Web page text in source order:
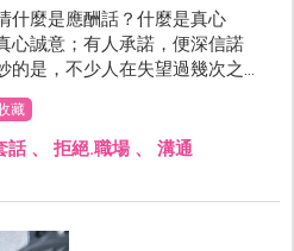
什麼是應酬話？什麼是真心
心誠意；有人承諾，便深信諾
的是，不少人在失望過幾次之
用，往往會在道別的時候不自
藏
話、 拒絕.職場、 溝通